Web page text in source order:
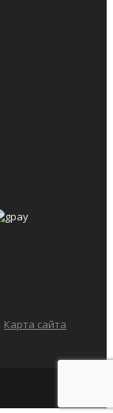
Карта сайта